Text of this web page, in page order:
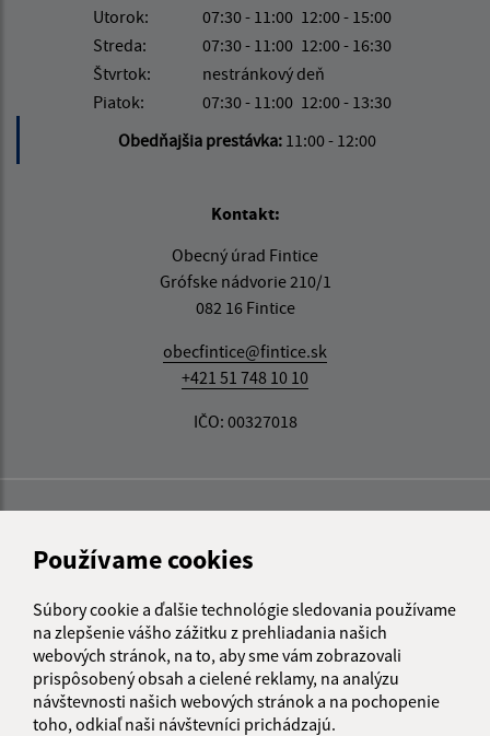
Používame cookies
Súbory cookie a ďalšie technológie sledovania používame
na zlepšenie vášho zážitku z prehliadania našich
webových stránok, na to, aby sme vám zobrazovali
prispôsobený obsah a cielené reklamy, na analýzu
návštevnosti našich webových stránok a na pochopenie
toho, odkiaľ naši návštevníci prichádzajú.
Utorok:
07:30 - 11:00 12:00 - 15:00
Streda:
07:30 - 11:00 12:00 - 16:30
Štvrtok:
nestránkový deň
Piatok:
07:30 - 11:00 12:00 - 13:30
Obedňajšia prestávka: 11:00 - 12:00
Kontakt:
Obecný úrad Fintice
Grófske nádvorie 210/1
082 16 Fintice
obecfintice@fintice.sk
+421 51 748 10 10
IČO: 00327018